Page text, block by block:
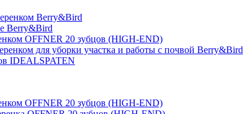
Berry&Bird
Berry&Bird
OFFNER 20 зубцов (HIGH-END)
для уборки участка и работы с почвой Berry&Bird
IDEALSPATEN
OFFNER 20 зубцов (HIGH-END)